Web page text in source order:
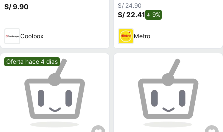
plegable giratorio, conector
3.5 mm, negro
S/ 9.90
Coolbox
S/ 24.90
S/ 22.41 9%
Metro
Mejor precio.
Oferta hace 4 días